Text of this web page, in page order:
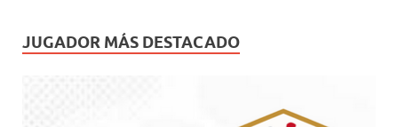
JUGADOR MÁS DESTACADO